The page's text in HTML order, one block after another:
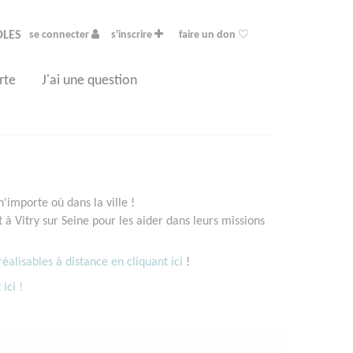
se connecter s'inscrire faire un don
J'ai une question
où dans la ville !
Vitry sur Seine pour les aider dans leurs missions
à distance en cliquant ici !
ici !